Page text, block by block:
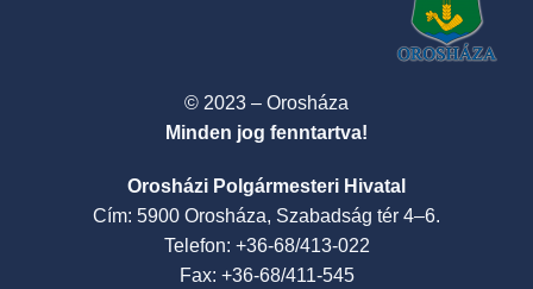
© 2023 – Orosháza
Minden jog fenntartva!
Orosházi Polgármesteri Hivatal
Cím: 5900 Orosháza, Szabadság tér 4–6.
Telefon: +36-68/413-022
Fax: +36-68/411-545